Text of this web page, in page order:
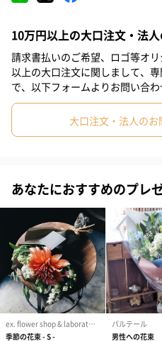
お好きなメッセージをお入れして
胡蝶蘭の花言葉は「幸せが飛んで
受け取った方が、happyな気持
幅/長さ/高さ
(本体)
約350～400mm/
重さ
約1000ｇ
原産国
日本
オプションに
ついて
▼メッセージカー
30文字まで個別メ
字不可。
#誕生日 #ホワイトデー
#引っ越し祝い #自分へのご褒美
#親戚女性 #親戚男性 #取引
#義父 #部下女性 #部下男性
#彼氏 #弟 #
#妻 #夫 #女性 #男性
#30代 #40代
#90代
10万円以上の大口注文・法
請求書払いのご希望、ロゴ等オ
以上の大口注文に関しまして、
で、以下フォームよりお問い合わ
大口注文・法人の
あなたにおすすめのプレ